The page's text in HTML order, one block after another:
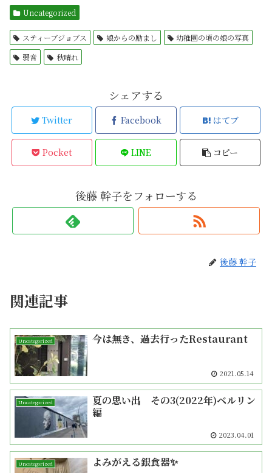
Uncategorized
スティーブジョブス 娘からの励まし
幼稚園の頃の娘の写真
弱音
秋晴れ
シェアする
Twitter Facebook はてブ
Pocket LINE コピー
後藤 幹子をフォローする
後藤 幹子
関連記事
Uncategorized 今は無き、過去行ったRestaurant
2021.05.14
Uncategorized
夏の思い出 その3(2022年)ベルリン
編
2023.04.01
Uncategorized よみがえる銀食器✨